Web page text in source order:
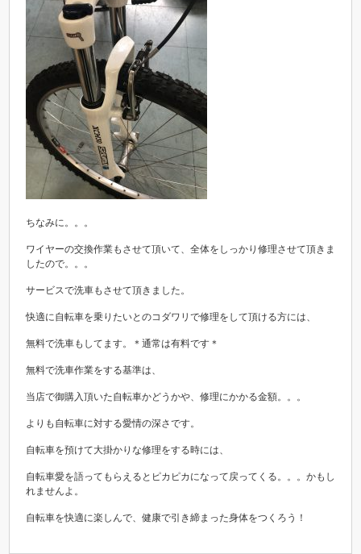
ちなみに。。。
ワイヤーの交換作業もさせて頂いて、全体をしっかり修理させて頂きま
したので。。。
サービスで洗車もさせて頂きました。
快適に自転車を乗りたいとのコダワリで修理をして頂ける方には、
無料で洗車もしてます。＊通常は有料です＊
無料で洗車作業をする基準は、
当店で御購入頂いた自転車かどうかや、修理にかかる金額。。。
よりも自転車に対する愛情の深さです。
自転車を預けて大掛かりな修理をする時には、
自転車愛を語ってもらえるとピカピカになって戻ってくる。。。かもし
れませんよ。
自転車を快適に楽しんで、健康で引き締まった身体をつくろう！